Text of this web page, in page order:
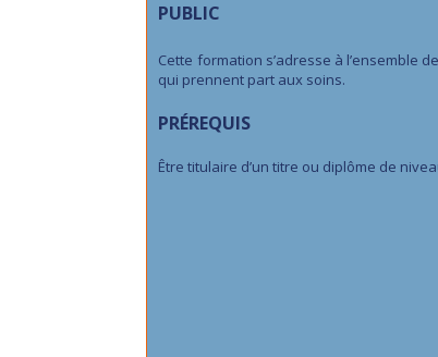
PUBLIC
Cette formation s’adresse à l’ensemble
qui prennent part aux soins.
PRÉREQUIS
Être titulaire d’un titre ou diplôme de